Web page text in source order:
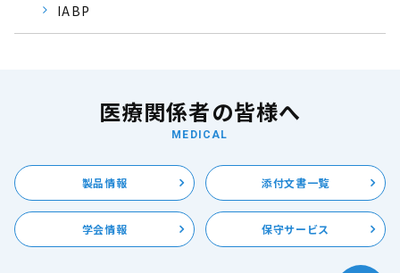
IABP
医療関係者の皆様へ
MEDICAL
製品情報 添付文書一覧
学会情報 保守サービス